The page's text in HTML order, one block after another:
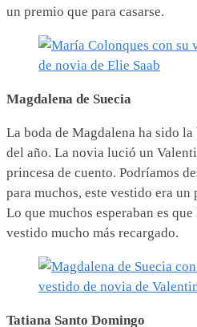
un premio que para casarse.
Magdalena de Suecia
La boda de Magdalena ha sido la
del año. La novia lució un
princesa de cuento. Podríamos
para muchos, este vestido era un
Lo que muchos esperaban es
vestido mucho más recargado.
Tatiana Santo Domingo